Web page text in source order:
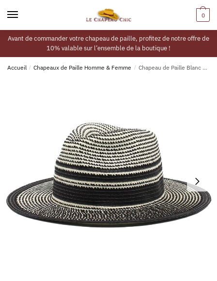
0
Avant de commander votre chapeau de paille, profitez de notre offre de
10% valable sur l’ensemble de la boutique !
Accueil / Chapeaux de Paille Homme & Femme / Chapeau de Paille Blanc et Noir